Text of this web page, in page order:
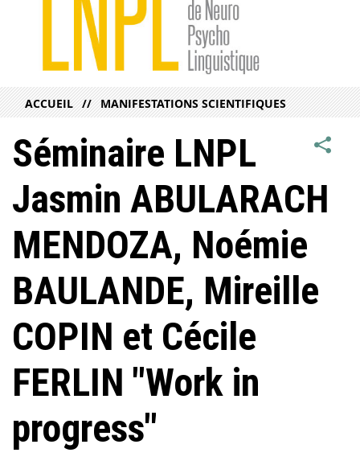
ACCUEIL MANIFESTATIONS SCIENTIFIQUES
Séminaire LNPL
Jasmin ABULARACH
MENDOZA, Noémie
BAULANDE, Mireille
COPIN et Cécile
FERLIN "Work in
progress"